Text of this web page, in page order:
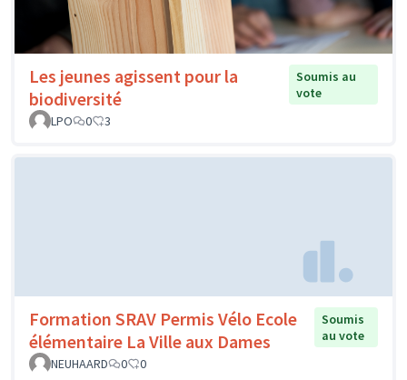
Les jeunes agissent pour la
biodiversité
Soumis au
vote
LPO
0 3
Formation SRAV Permis Vélo Ecole
élémentaire La Ville aux Dames
Soumis
au vote
NEUHAARD
0 0